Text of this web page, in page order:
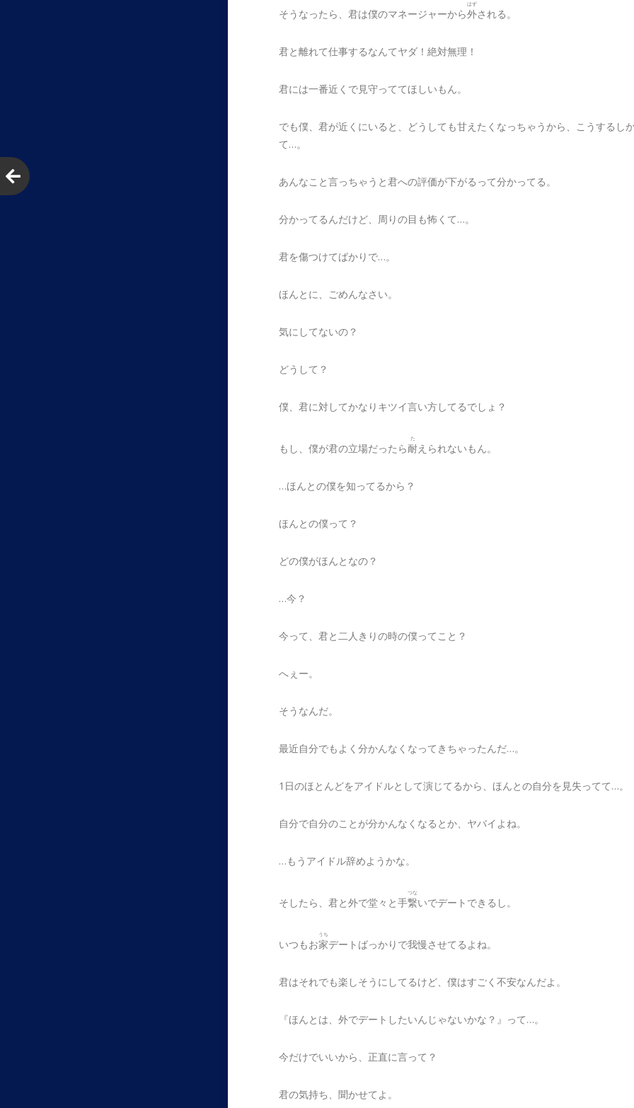
そうなったら、君は僕のマネージャーから外
はず
される。
君と離れて仕事するなんてヤダ！絶対無理！
君には一番近くで見守っててほしいもん。
でも僕、君が近くにいると、どうしても甘えたくなっちゃうから、こうするし
て…。
あんなこと言っちゃうと君への評価が下がるって分かってる。
分かってるんだけど、周りの目も怖くて…。
君を傷つけてばかりで…。
ほんとに、ごめんなさい。
気にしてないの？
どうして？
僕、君に対してかなりキツイ言い方してるでしょ？
もし、僕が君の立場だったら耐
た
えられないもん。
…ほんとの僕を知ってるから？
ほんとの僕って？
どの僕がほんとなの？
…今？
今って、君と二人きりの時の僕ってこと？
へぇー。
そうなんだ。
最近自分でもよく分かんなくなってきちゃったんだ…。
1日のほとんどをアイドルとして演じてるから、ほんとの自分を見失ってて…。
自分で自分のことが分かんなくなるとか、ヤバイよね。
…もうアイドル辞めようかな。
そしたら、君と外で堂々と手繋
つな
いでデートできるし。
いつもお家
うち
デートばっかりで我慢させてるよね。
君はそれでも楽しそうにしてるけど、僕はすごく不安なんだよ。
『ほんとは、外でデートしたいんじゃないかな？』って…。
今だけでいいから、正直に言って？
君の気持ち、聞かせてよ。